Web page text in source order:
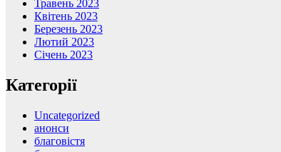
Травень 2023
Квітень 2023
Березень 2023
Лютий 2023
Січень 2023
Категорії
Uncategorized
анонси
благовістя